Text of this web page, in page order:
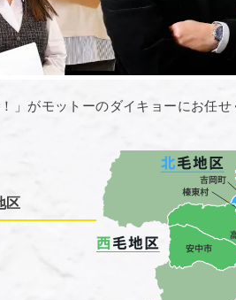
」がモットーのダイキョーにお任せ
区